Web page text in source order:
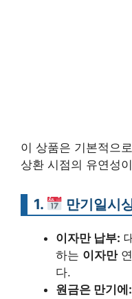
이 상품은 기본적으로
상환 시점의 유연성
1. 만기일시
이자만 납부:
하는 이자만연
다.
원금은 만기에: